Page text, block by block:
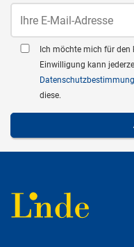
Ich möchte mich für den
Einwilligung kann
diese.